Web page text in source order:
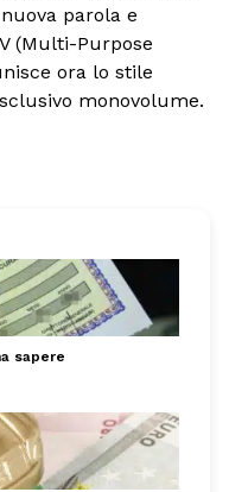
parola e
(Multi-Purpose
ora lo stile
monovolume.
sapere